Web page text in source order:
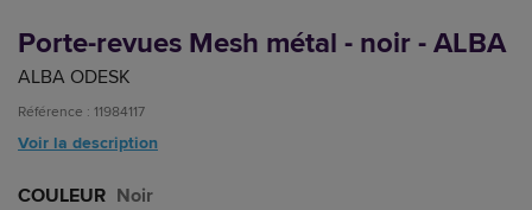
Porte-revues Mesh métal - noir - ALBA
ALBA ODESK
Référence : 11984117
Voir la description
COULEUR Noir